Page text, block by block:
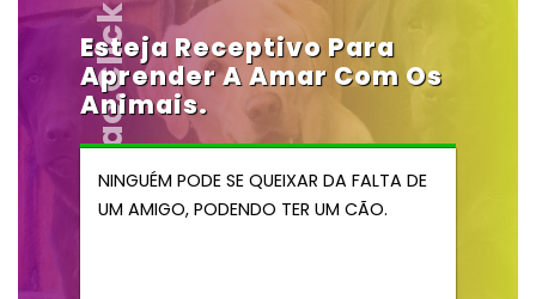
Vendocao.click
Esteja Receptivo Para
Aprender A Amar Com Os
Animais.
NINGUÉM PODE SE QUEIXAR DA FALTA DE
UM AMIGO, PODENDO TER UM CÃO.